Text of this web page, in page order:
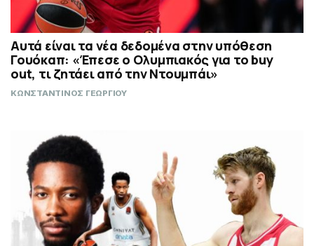
Αυτά είναι τα νέα δεδομένα στην υπόθεση
Γουόκαπ: «Έπεσε ο Ολυμπιακός για το buy
out, τι ζητάει από την Ντουμπάι»
ΚΩΝΣΤΑΝΤΙΝΟΣ ΓΕΩΡΓΙΟΥ